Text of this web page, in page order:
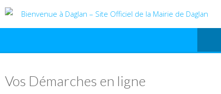
Vos Démarches en ligne